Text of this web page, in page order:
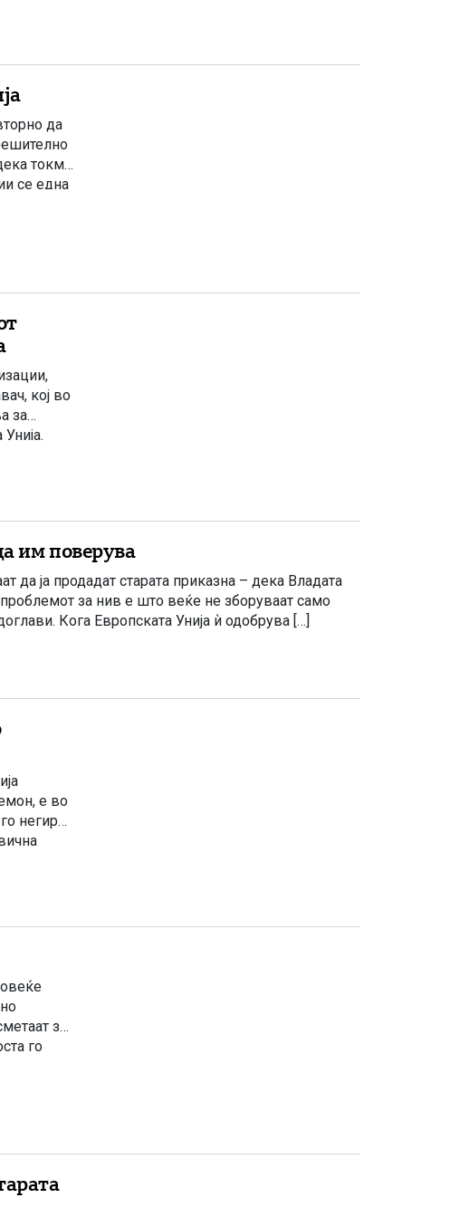
да
токму
се една
кој во
за
би
им поверува
ја продадат старата приказна – дека Владата
за нив е што веќе не зборуваат само
Кога Европската Унија ѝ одобрува […]
е во
негира
[…]
за
го
и […]